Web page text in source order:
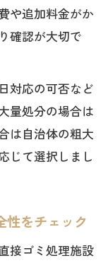
や追加料金がか
確認が大切で
対応の可否など
量処分の場合は
は自治体の粗大
じて選択しまし
性をチェック
接ゴミ処理施設